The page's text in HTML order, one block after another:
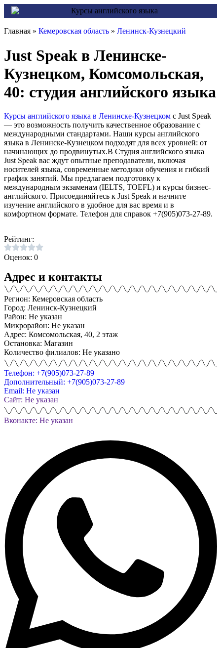
Главная » Кемеровская область » Ленинск-Кузнецкий
Just Speak в Ленинске-
Кузнецком, Комсомольская,
40: студия английского языка
Курсы английского языка в Ленинске-Кузнецком с Just Speak
— это возможность получить качественное образование с
международными стандартами. Наши курсы английского
языка в Ленинске-Кузнецком подходят для всех уровней: от
начинающих до продвинутых.В Студия английского языка
Just Speak вас ждут опытные преподаватели, включая
носителей языка, современные методики обучения и гибкий
график занятий. Мы предлагаем подготовку к
международным экзаменам (IELTS, TOEFL) и курсы бизнес-
английского. Присоединяйтесь к Just Speak и начните
изучение английского в удобное для вас время и в
комфортном формате. Телефон для справок +7(905)073-27-89.
Рейтинг:
Оценок: 0
Адрес и контакты
Регион: Кемеровская область
Город: Ленинск-Кузнецкий
Район: Не указан
Микрорайон: Не указан
Адрес: Комсомольская, 40, 2 этаж
Остановка: Магазин
Количество филиалов: Не указано
Телефон: +7(905)073-27-89
Дополнительный: +7(905)073-27-89
Email: Не указан
Сайт: Не указан
Вконакте: Не указан